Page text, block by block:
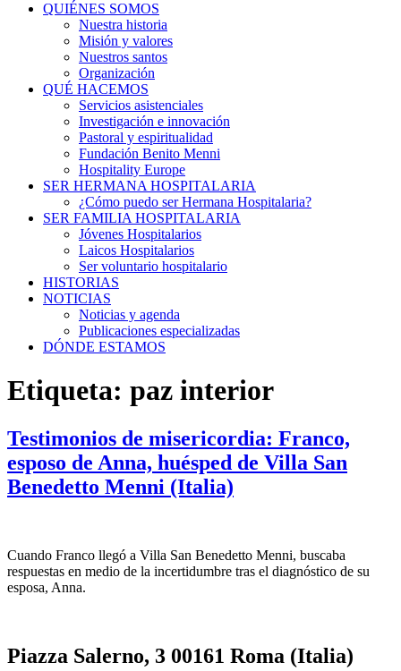
QUIÉNES SOMOS
Nuestra historia
Misión y valores
Nuestros santos
Organización
QUÉ HACEMOS
Servicios asistenciales
Investigación e innovación
Pastoral y espiritualidad
Fundación Benito Menni
Hospitality Europe
SER HERMANA HOSPITALARIA
¿Cómo puedo ser Hermana Hospitalaria?
SER FAMILIA HOSPITALARIA
Jóvenes Hospitalarios
Laicos Hospitalarios
Ser voluntario hospitalario
HISTORIAS
NOTICIAS
Noticias y agenda
Publicaciones especializadas
DÓNDE ESTAMOS
Etiqueta: paz interior
Testimonios de misericordia: Franco,
esposo de Anna, huésped de Villa San
Benedetto Menni (Italia)
Cuando Franco llegó a Villa San Benedetto Menni, buscaba
respuestas en medio de la incertidumbre tras el diagnóstico de su
esposa, Anna.
Piazza Salerno, 3 00161 Roma (Italia)